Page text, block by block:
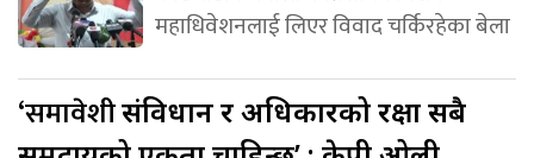
महाधिवेशनलाई लिएर विवाद चर्किरहेका बेला
‘समावेशीसंविधान र अधिकारको रक्षा सबै